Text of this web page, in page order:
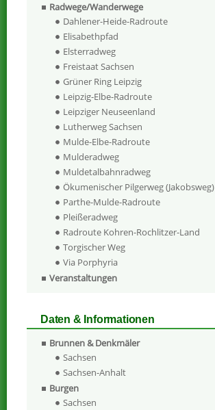
Radwege/Wanderwege
Dahlener-Heide-Radroute
Elisabethpfad
Elsterradweg
Freistaat Sachsen
Grüner Ring Leipzig
Leipzig-Elbe-Radroute
Leipziger Neuseenland
Lutherweg Sachsen
Mulde-Elbe-Radroute
Mulderadweg
Muldetalbahnradweg
Ökumenischer Pilgerweg (Jakobsweg)
Parthe-Mulde-Radroute
Pleißeradweg
Radroute Kohren-Rochlitzer-Land
Torgischer Weg
Via Porphyria
Veranstaltungen
Daten & Informationen
Brunnen & Denkmäler
Sachsen
Sachsen-Anhalt
Burgen
Sachsen